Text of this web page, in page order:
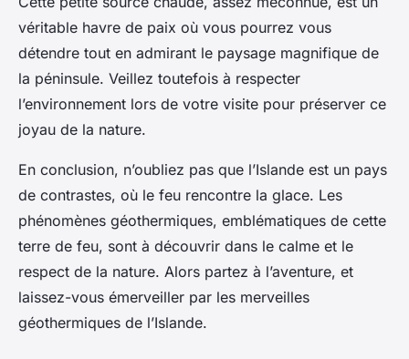
véritable havre de paix où vous pourrez vous
détendre tout en admirant le paysage magnifique de
la péninsule. Veillez toutefois à respecter
l’environnement lors de votre visite pour préserver ce
joyau de la nature.
En conclusion, n’oubliez pas que l’Islande est un pays
de contrastes, où le feu rencontre la glace. Les
phénomènes géothermiques, emblématiques de cette
terre de feu, sont à découvrir dans le calme et le
respect de la nature. Alors partez à l’aventure, et
laissez-vous émerveiller par les merveilles
géothermiques de l’Islande.